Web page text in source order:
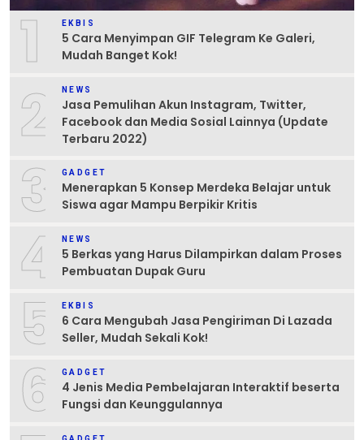
1 EKBIS
5 Cara Menyimpan GIF Telegram Ke Galeri,
Mudah Banget Kok!
2 NEWS
Jasa Pemulihan Akun Instagram, Twitter,
Facebook dan Media Sosial Lainnya (Update
Terbaru 2022)
3 GADGET
Menerapkan 5 Konsep Merdeka Belajar untuk
Siswa agar Mampu Berpikir Kritis
4 NEWS
5 Berkas yang Harus Dilampirkan dalam Proses
Pembuatan Dupak Guru
5 EKBIS
6 Cara Mengubah Jasa Pengiriman Di Lazada
Seller, Mudah Sekali Kok!
6 GADGET
4 Jenis Media Pembelajaran Interaktif beserta
Fungsi dan Keunggulannya